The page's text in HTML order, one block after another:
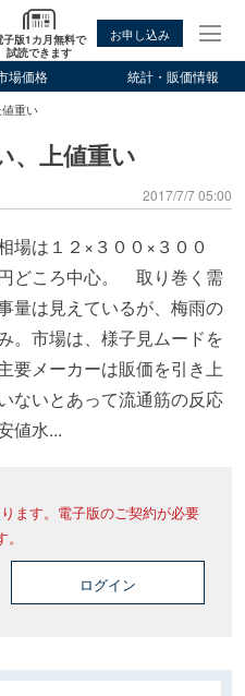
子版1カ月無料で
試読できます
お申し込み
場価格 統計・販価情報
重い
、上値重い
2017/7/7 05:00
場は１２×３００×３００
どころ中心。 取り巻く需
量は見えているが、梅雨の
。市場は、様子見ムードを
メーカーは販価を引き上
ないとあって流通筋の反応
値水...
ます。電子版のご契約が必要
ログイン